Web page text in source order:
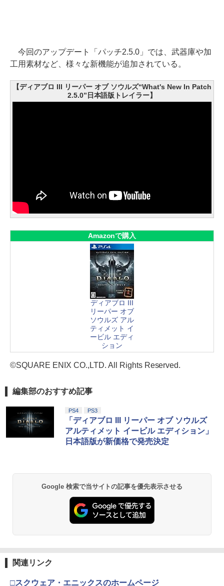
今回のアップデート「パッチ2.5.0」では、武器庫や加
工用素材など、様々な新機能が追加されている。
【ディアブロ III リーパー オブ ソウルズ“What's New In Patch
2.5.0”日本語版トレイラー】
Amazonで購入
ディアブロ III
リーパー オブ
ソウルズ アル
ティメット イ
ービル エディ
ション
©SQUARE ENIX CO.,LTD. All Rights Reserved.
編集部のおすすめ記事
PS4 PS3
「ディアブロ III リーパー オブ ソウルズ
アルティメット イービル エディション」
日本語版が新価格で発売決定
Google 検索で当サイトの記事を優先表示させる
関連リンク
□スクウェア・エニックスのホームページ